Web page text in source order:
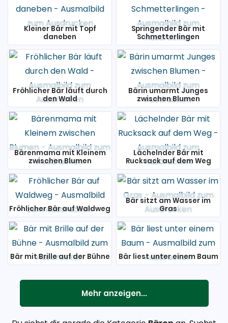
Kleiner Bär mit Topf
daneben
Springender Bär mit
Schmetterlingen
Fröhlicher Bär läuft durch
den Wald
Bärin umarmt Junges
zwischen Blumen
Bärenmama mit Kleinem
zwischen Blumen
Lächelnder Bär mit
Rucksack auf dem Weg
Fröhlicher Bär auf Waldweg
Bär sitzt am Wasser im
Gras
Bär mit Brille auf der Bühne Bär liest unter einem Baum
Mehr anzeigen...